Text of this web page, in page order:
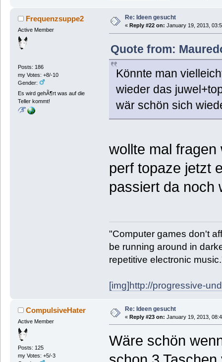
Frequenzsuppe2
Active Member
Posts: 186
my Votes: +8/-10
Gender:
Es wird gehÃ¶rt was auf die
Teller kommt!
Re: Ideen gesucht
« Reply #22 on: January 19, 2013,
Quote from:
Könnte man
wieder das
wär schön sich
wollte mal
perf topaze jetzt
passiert da noch
"Computer games don't
be running around in
repetitive electronic
[img]http://progressive-
CompulsiveHater
Active Member
Posts: 125
my Votes: +5/-3
Re: Ideen gesucht
« Reply #23 on: January 19, 2013,
Wäre schön